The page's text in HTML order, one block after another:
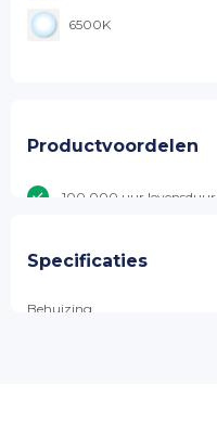
6500K
Productvoordelen
100.000 uur levensduur
Specificaties
Behuizing